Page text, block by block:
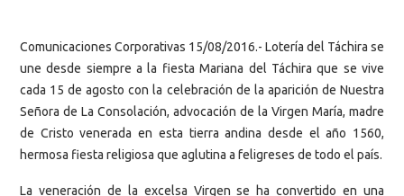
Comunicaciones Corporativas 15/08/2016.- Lotería del Táchira se
une desde siempre a la fiesta Mariana del Táchira que se vive
cada 15 de agosto con la celebración de la aparición de Nuestra
Señora de La Consolación, advocación de la Virgen María, madre
de Cristo venerada en esta tierra andina desde el año 1560,
hermosa fiesta religiosa que aglutina a feligreses de todo el país.
La veneración de la excelsa Virgen se ha convertido en una